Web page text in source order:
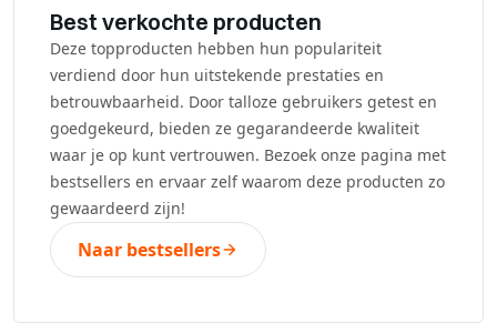
Best verkochte producten
Deze topproducten hebben hun populariteit
verdiend door hun uitstekende prestaties en
betrouwbaarheid. Door talloze gebruikers getest en
goedgekeurd, bieden ze gegarandeerde kwaliteit
waar je op kunt vertrouwen. Bezoek onze pagina met
bestsellers en ervaar zelf waarom deze producten zo
gewaardeerd zijn!
Naar bestsellers